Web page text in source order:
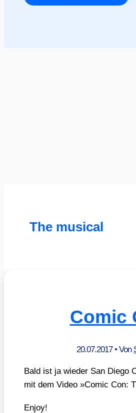
The musical
Comic
20.07.2017• Von
Bald ist ja wie­der San Die­go
mit dem Video »Comic Con:
Enjoy!